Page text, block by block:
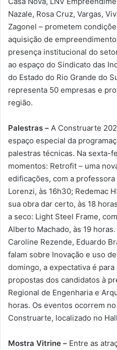
Nazale, Rosa Cruz, Vargas,
Zagonel – prometem
aquisição de
presença institucional do
ao espaço do Sindicato das
do Estado do Rio Grande do
representa 50 empresas e
região.
Palestras – A Construarte
espaço especial da
palestras técnicas. Na sexta-
momentos: Retrofit – uma
edificações, com a
Lorenzi, às 16h30; Redemac
sua obra dar certo, às 18
a seco: Light Steel Frame,
Alberto Machado, às 19
Caroline Rezende, Eduardo
falam sobre Inovação e uso
domingo, a expectativa é para
propostas dos candidatos à
Regional de Engenharia e
horas. Os eventos ocorrem
Construarte, localizado no
Mostra Vitrine – Entre as